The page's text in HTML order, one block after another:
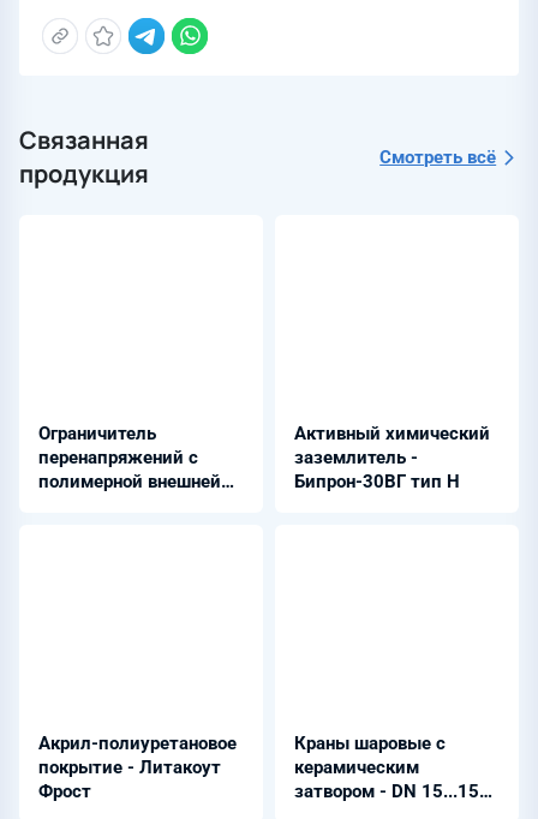
Связанная
продукция
Смотреть всё
Ограничитель
перенапряжений с
полимерной внешней
Активный химический
заземлитель -
Бипрон-30ВГ тип Н
Акрил-полиуретановое
покрытие - Литакоут
Фрост
Краны шаровые с
керамическим
затвором - DN 15...150